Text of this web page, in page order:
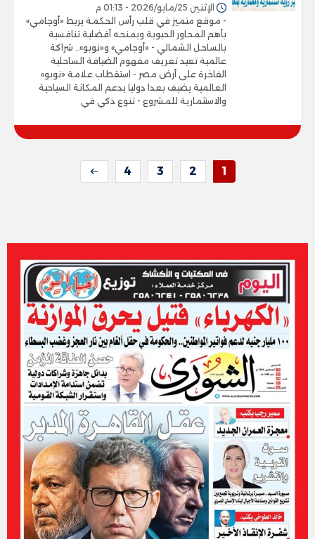
الإثنين 25/مايو/2026 - 01:13 م
- موقع متميز في قلب رأس الحكمة يربط «أوجامي»
بأهم المحاور الحيوية ويمنحه أفضلية تنافسية
بالساحل الشمالي - «أوجامي» و«نوبو».. شراكة
عالمية تعيد تعريف مفهوم الضيافة الساحلية
الفاخرة على أرض مصر - استقطاب علامة «نوبو»
العالمية يضيف بعدا دوليا يدعم المكانة السياحية
والاستثمارية للمشروع - تنوع ذكي في
1
2
3
4